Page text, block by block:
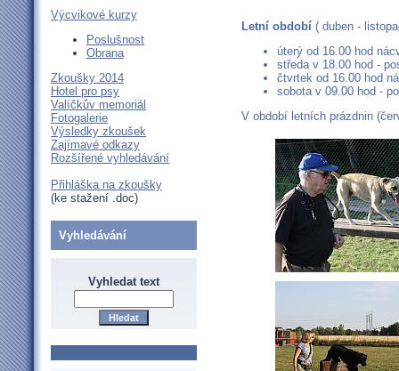
Výcvikové kurzy
Poslušnost
Obrana
Zkoušky 2014
Hotel pro psy
Valíčkův memoriál
Fotogalerie
Výsledky zkoušek
Zajímavé odkazy
Rozšířené vyhledávání
Přihláška na zkoušky
(ke stažení .doc)
Vyhledávání
Vyhledat text
Letní období ( duben -
úterý od 16.00 hod
středa v 18.00 hod -
čtvrtek od 16.00 hod
sobota v 09.00 hod -
V období letních prázdnin